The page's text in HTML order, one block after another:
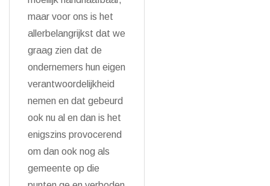
maar voor ons is het
allerbelangrijkst dat we
graag zien dat de
ondernemers hun eigen
verantwoordelijkheid
nemen en dat gebeurd
ook nu al en dan is het
enigszins provocerend
om dan ook nog als
gemeente op die